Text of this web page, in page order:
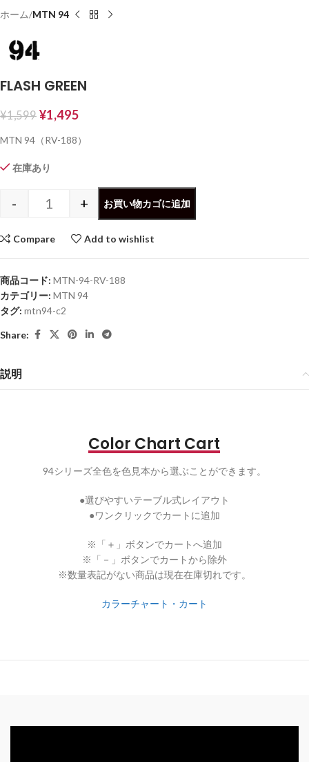
ホーム MTN 94
FLASH GREEN
¥1,599 ¥1,495
MTN 94（RV-188）
在庫あり
- + お買い物カゴに追加
Compare Add to wishlist
商品コード: MTN-94-RV-188
カテゴリー: MTN 94
タグ: mtn94-c2
Share:
説明
Color Chart Cart
94シリーズ全色を色見本から選ぶことができます。
●選びやすいテーブル式レイアウト
●ワンクリックでカートに追加
※「＋」ボタンでカートへ追加
※「－」ボタンでカートから除外
※数量表記がない商品は現在在庫切れです。
カラーチャート・カート